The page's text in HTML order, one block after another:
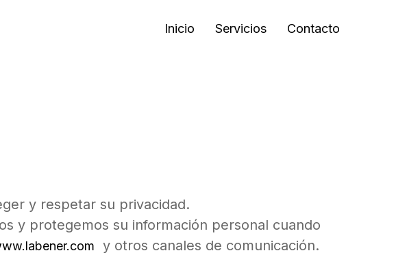
Inicio Servicios Contacto
y respetar su privacidad.
y protegemos su información personal cuando
y otros canales de comunicación.